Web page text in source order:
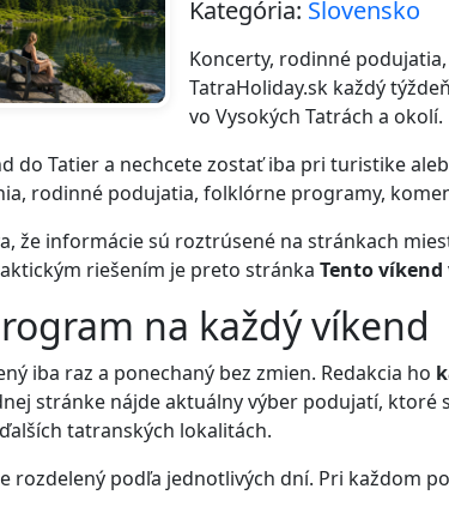
Kategória: Slovensko
Koncerty, rodinné
TatraHoliday.sk každý
vo Vysokých Tatrách a okolí.
do Tatier a nechcete zostať iba pri turistike
rodinné podujatia, folklórne programy,
že informácie sú roztrúsené na stránkach
riešením je preto stránka Tento víkend
na každý víkend
iba raz a ponechaný bez zmien. Redakcia ho
stránke nájde aktuálny výber podujatí,
tatranských lokalitách.
rozdelený podľa jednotlivých dní. Pri každom